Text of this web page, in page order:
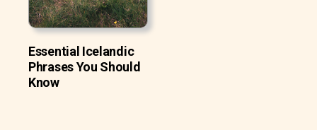
Essential Icelandic
Phrases You Should
Know